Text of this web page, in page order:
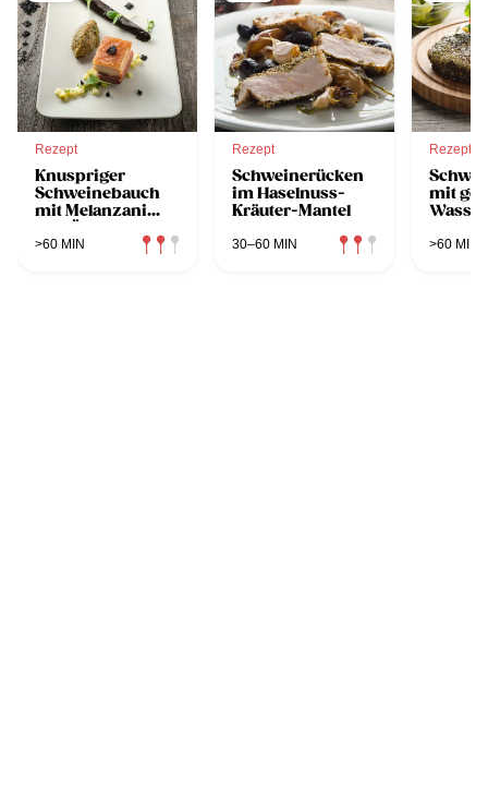
Rezept
Knuspriger
Schweinebauch
mit Melanzani
>60 MIN
Rezept
Schweinerücken
im Haselnuss-
Kräuter-Mantel
30–60 MIN
Rezept
mit
>60 MIN